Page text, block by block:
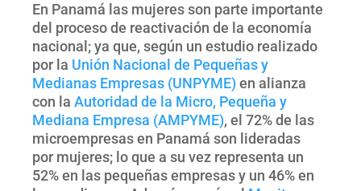
En Panamá las mujeres son parte importante
del proceso de reactivación de la economía
nacional; ya que, según un estudio realizado
por la Unión Nacional de Pequeñas y
Medianas Empresas (UNPYME)en alianza
con la Autoridad de la Micro, Pequeña y
Mediana Empresa (AMPYME), el 72% de las
microempresas en Panamá son lideradas
por mujeres; lo que a su vez representa un
52% en las pequeñas empresas y un 46% en